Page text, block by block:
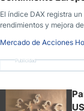
El índice DAX registra
rendimientos y mejora
precio, niveles clave y
reciente.
Mercado de Acciones
Publicidad